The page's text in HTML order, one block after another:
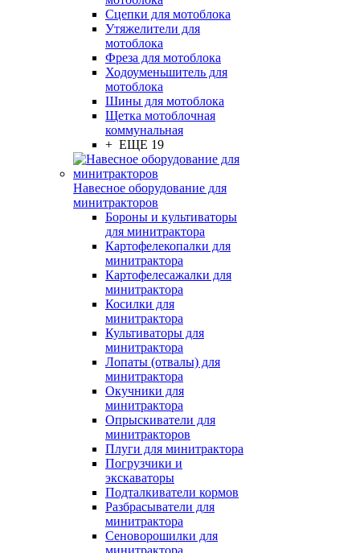
Сцепки для мотоблока
Утяжелители для
мотоблока
Фреза для мотоблока
Ходоуменьшитель для
мотоблока
Шины для мотоблока
Щетка мотоблочная
коммунальная
+ ЕЩЕ 19
Навесное оборудование для
минитракторов
Бороны и культиваторы
для минитрактора
Картофелекопалки для
минитрактора
Картофелесажалки для
минитрактора
Косилки для
минитрактора
Культиваторы для
минитрактора
Лопаты (отвалы) для
минитрактора
Окучники для
минитрактора
Опрыскиватели для
минитракторов
Плуги для минитрактора
Погрузчики и
экскаваторы
Подталкиватели кормов
Разбрасыватели для
минитрактора
Сеноворошилки для
минитрактора